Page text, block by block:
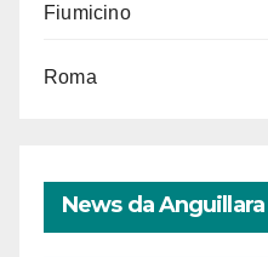
Fiumicino
Roma
News da Anguillara